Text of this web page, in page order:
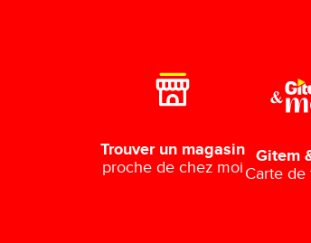
Trouver un magasin
proche de chez moi
Gitem
Carte de